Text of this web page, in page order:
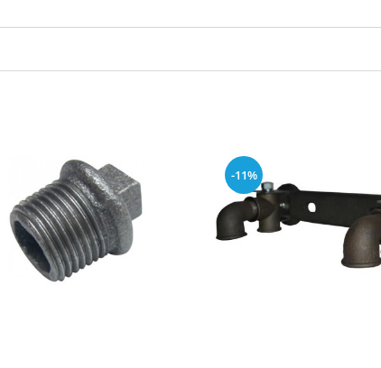
-11%